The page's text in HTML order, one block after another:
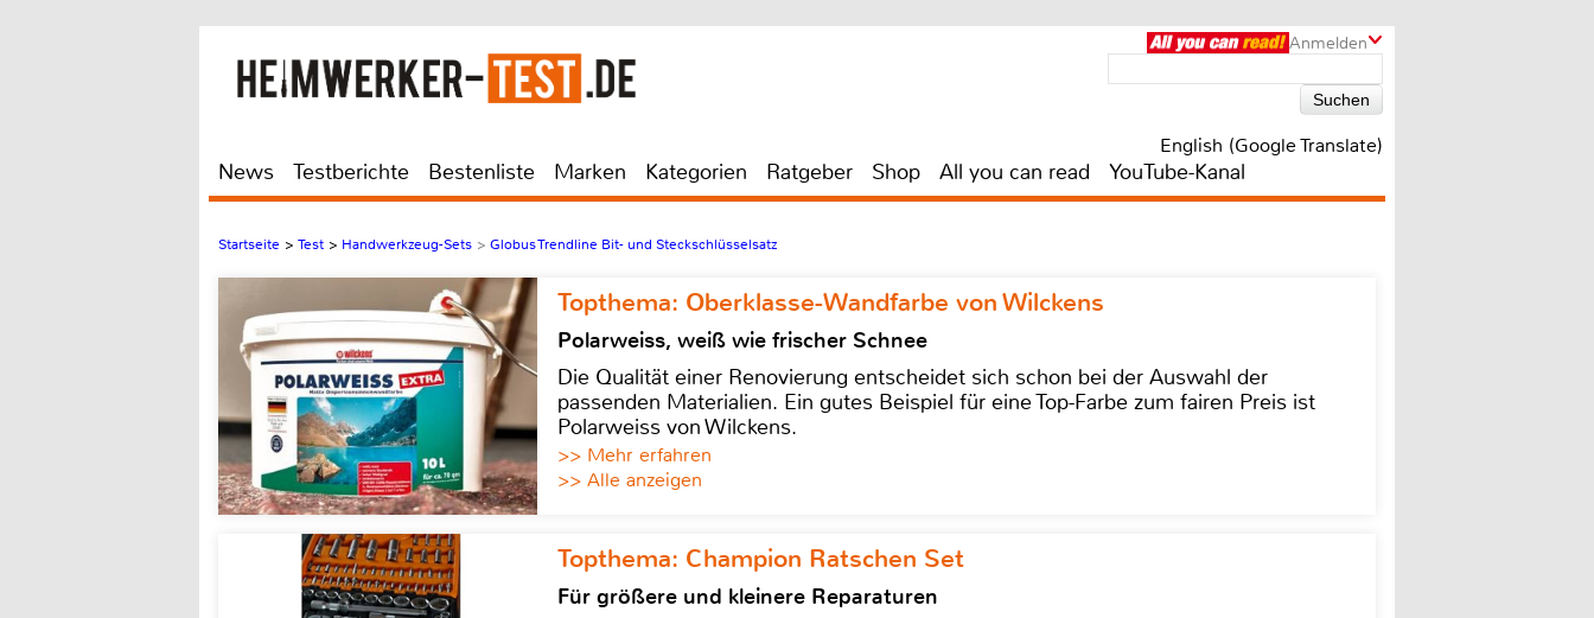
Anmelden
English (Google Translate)
News Testberichte Bestenliste Marken Kategorien Ratgeber Shop All you can read YouTube-Kanal
Startseite > Test > Handwerkzeug-Sets > Globus Trendline Bit- und Steckschlüsselsatz
Topthema: Oberklasse-Wandfarbe von Wilckens
Polarweiss, weiß wie frischer Schnee
Die Qualität einer Renovierung entscheidet sich schon bei der Auswahl der
passenden Materialien. Ein gutes Beispiel für eine Top-Farbe zum fairen Preis ist
Polarweiss von Wilckens.
>> Mehr erfahren
>> Alle anzeigen
Topthema: Champion Ratschen Set
Für größere und kleinere Reparaturen